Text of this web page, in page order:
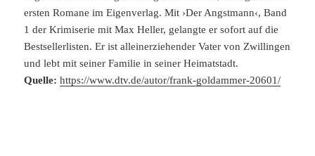
ersten Romane im Eigenverlag. Mit ›Der Angstmann‹, Band
1 der Krimiserie mit Max Heller, gelangte er sofort auf die
Bestsellerlisten. Er ist alleinerziehender Vater von Zwillingen
und lebt mit seiner Familie in seiner Heimatstadt.
Quelle: https://www.dtv.de/autor/frank-goldammer-20601/